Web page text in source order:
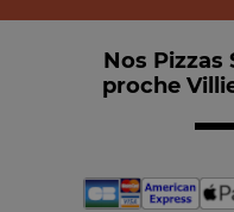
Nos Pizzas
proche